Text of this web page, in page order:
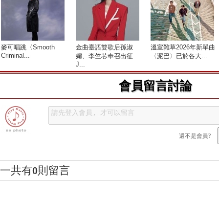
麥可唱跳〈Smooth
Criminal...
金曲臺語雙歌后孫淑
媚、李竺芯奉召出征
J...
溫室雜草2026年新單曲
〈泥巴〉已於各大...
會員留言討論
還不是會員?
一共有0則留言